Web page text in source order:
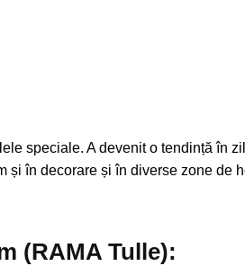
speciale. A devenit o tendință în
și în decorare și în diverse zone
(RAMA Tulle):